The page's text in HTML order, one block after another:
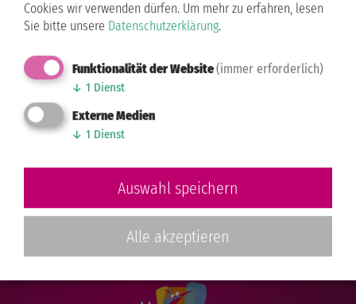
SERVICE
Presse
Kontakt
Sponsoring
Anfahrt
Instagram
Cookies wir verwenden dürfen. Um mehr zu erfahren, lesen
Sie bitte unsere Datenschutzerklärung.
Funktionalität der Website(immer erforderlich)
↓ 1 Dienst
Externe Medien
↓ 1 Dienst
Auswahl speichern
Alle akzeptieren